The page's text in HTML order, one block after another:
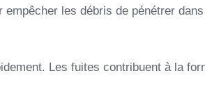
les débris de pénétrer
Les fuites contribuent à la